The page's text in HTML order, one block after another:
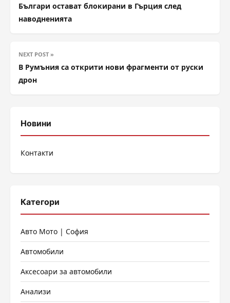
Българи остават блокирани в Гърция след
наводненията
NEXT POST »
В Румъния са открити нови фрагменти от руски
дрон
Новини
Контакти
Категори
Авто Мото | София
Автомобили
Аксесоари за автомобили
Анализи